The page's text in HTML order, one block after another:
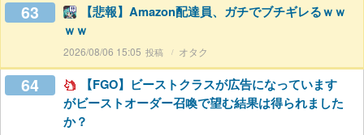
63
【悲報】Amazon配達員、ガチでブチギレるｗｗ
ｗｗ
2026/08/06 15:05 オタク
64
【FGO】ビーストクラスが広告になっています
がビーストオーダー召喚で望む結果は得られました
か？